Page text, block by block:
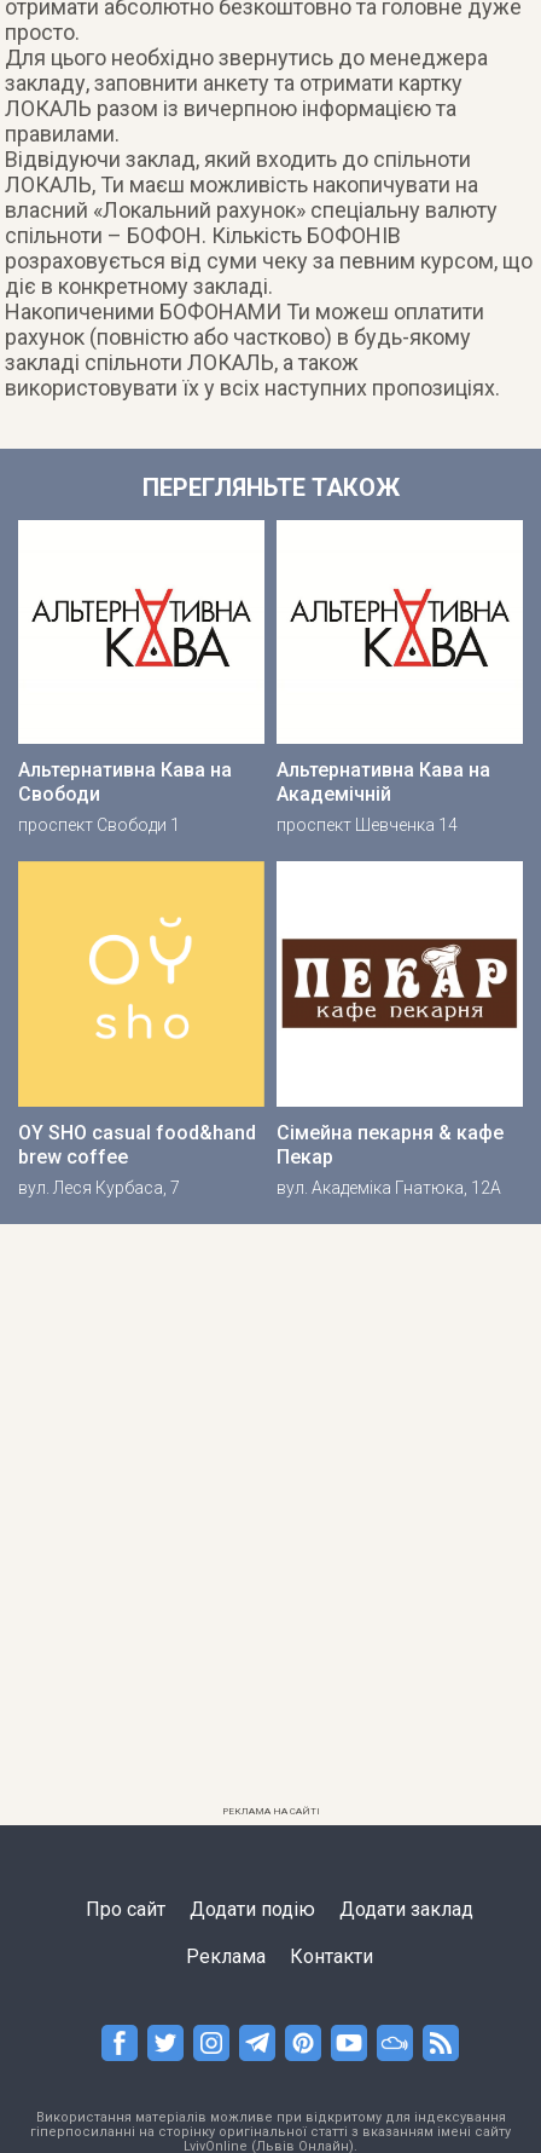
отримати абсолютно безкоштовно та головне дуже
просто.
Для цього необхідно звернутись до менеджера
закладу, заповнити анкету та отримати картку
ЛОКАЛЬ разом із вичерпною інформацією та
правилами.
Відвідуючи заклад, який входить до спільноти
ЛОКАЛЬ, Ти маєш можливість накопичувати на
власний «Локальний рахунок» спеціальну валюту
спільноти – БОФОН. Кількість БОФОНІВ
розраховується від суми чеку за певним курсом, що
діє в конкретному закладі.
Накопиченими БОФОНАМИ Ти можеш оплатити
рахунок (повністю або частково) в будь-якому
закладі спільноти ЛОКАЛЬ, а також
використовувати їх у всіх наступних пропозиціях.
ПЕРЕГЛЯНЬТЕ ТАКОЖ
Альтернативна Кава на
Свободи
проспект Свободи 1
Альтернативна Кава на
Академічній
проспект Шевченка 14
OY SHO casual food&hand
brew coffee
вул. Леся Курбаса, 7
Сімейна пекарня & кафе
Пекар
вул. Академіка Гнатюка, 12А
РЕКЛАМА НА САЙТІ
Про сайт Додати подію Додати заклад
Реклама Контакти
Використання матеріалів можливе при відкритому для індексування
гіперпосиланні на сторінку оригінальної статті з вказанням імені сайту
LvivOnline (Львів Онлайн).